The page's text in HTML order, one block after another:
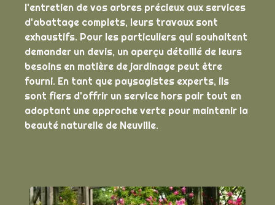
l'entretien de vos arbres précieux aux services
d'abattage complets, leurs travaux sont
exhaustifs. Pour les particuliers qui souhaitent
demander un devis, un aperçu détaillé de leurs
besoins en matière de jardinage peut être
fourni. En tant que paysagistes experts, ils
sont fiers d'offrir un service hors pair tout en
adoptant une approche verte pour maintenir la
beauté naturelle de Neuville.